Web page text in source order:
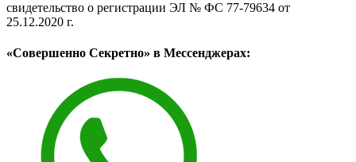
свидетельство о регистрации ЭЛ № ФС 77-79634 от
25.12.2020 г.
«Совершенно Секретно» в Мессенджерах: